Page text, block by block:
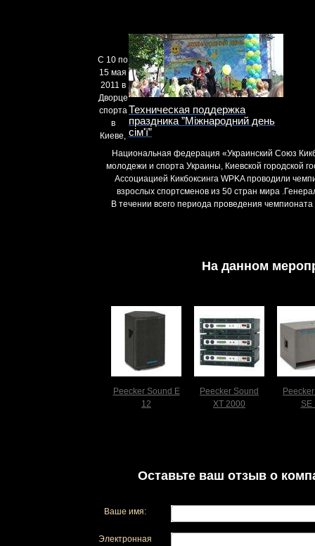
Техническая поддержка
праздника ”Міжнародний день
сім'ї”
С 10 по
15 мая
2011 в
Дворце
спорта
в
Киеве,
Национальная федерация «Украинский Союз
молодежи и спорта Украины, Киевской городской
Ассоциацией Кикбоксинга WPKA проводили
взрослых спортсменов из 50 стран мира
В течении всего периода проведения
На данном
Peecker Sound E
12
Peecker Sound
XT 2000
SE
Оставьте ваш отзыв о
Ваше имя:
Электронная